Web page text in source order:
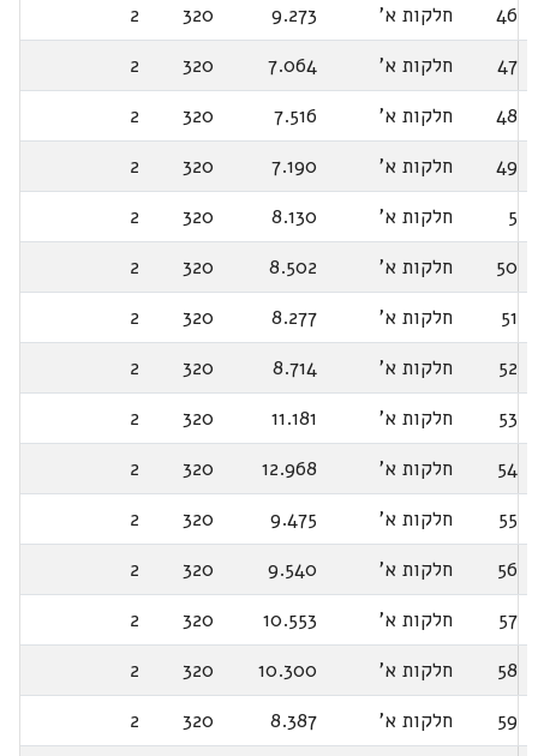
46
חלקות א' 9.273
320
2
47
חלקות א' 7.064
320
2
48
חלקות א' 7.516
320
2
49
חלקות א' 7.190
320
2
5
חלקות א' 8.130
320
2
50
חלקות א' 8.502
320
2
51
חלקות א' 8.277
320
2
52
חלקות א' 8.714
320
2
53
חלקות א' 11.181
320
2
54
חלקות א' 12.968
320
2
55
חלקות א' 9.475
320
2
56
חלקות א' 9.540
320
2
57
חלקות א' 10.553
320
2
58
חלקות א' 10.300
320
2
59
חלקות א' 8.387
320
2